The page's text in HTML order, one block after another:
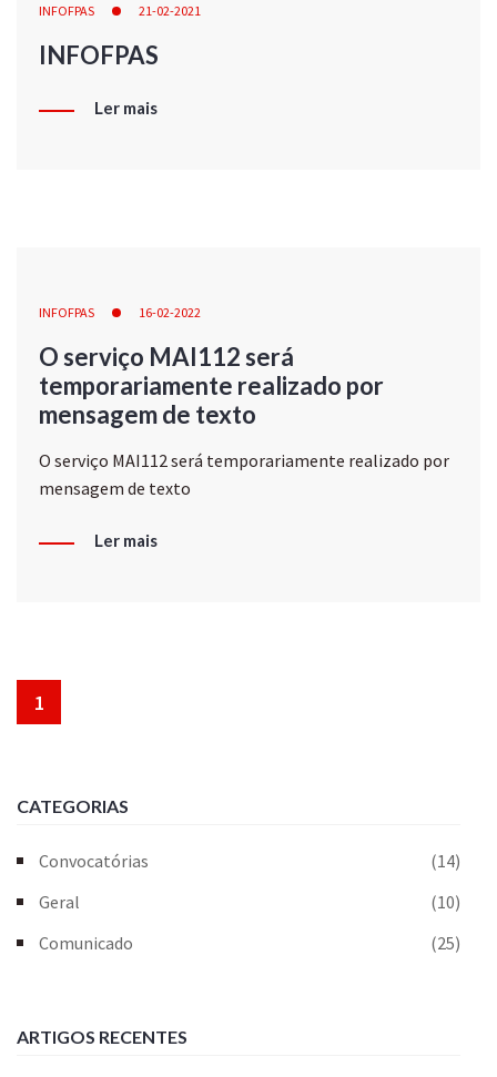
INFOFPAS 21-02-2021
INFOFPAS
Ler mais
INFOFPAS 16-02-2022
O serviço MAI112 será
temporariamente realizado por
mensagem de texto
O serviço MAI112 será temporariamente realizado por
mensagem de texto
Ler mais
1
CATEGORIAS
Convocatórias
(14)
Geral
(10)
Comunicado
(25)
ARTIGOS RECENTES